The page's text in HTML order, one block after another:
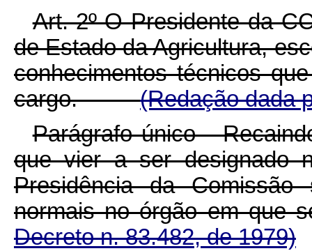
Art. 2º-O Presidente da
de Estado da Agricultura,
conhecimentos técnicos
cargo.(Redação dada
Parágrafo único -
que vier a ser designado
Presidência da
normais no órgão
Decreto n. 83.482, de 1979)